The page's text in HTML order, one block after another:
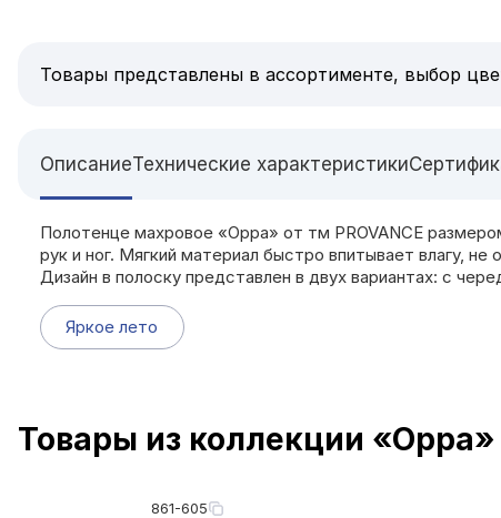
Товары представлены в ассортименте, выбор
ОписаниеТехнические характеристики
Полотенце махровое «Орра» от тм PROVANCE
рук и ног. Мягкий материал быстро впитывает влагу,
Дизайн в полоску представлен в двух вариантах: с
Яркое лето
Товары из коллекции «Орра»
861-605